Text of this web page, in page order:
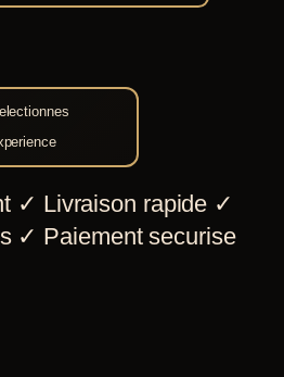
✓ Livraison rapide ✓
✓ Paiement securise